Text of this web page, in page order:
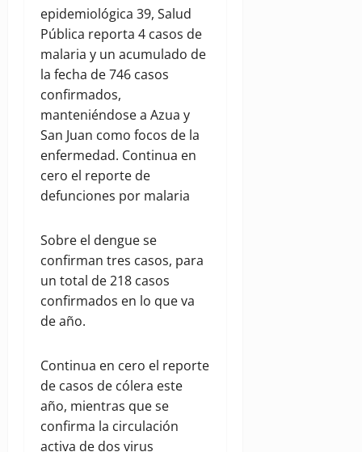
epidemiológica 39, Salud
Pública reporta 4 casos de
malaria y un acumulado de
la fecha de 746 casos
confirmados,
manteniéndose a Azua y
San Juan como focos de la
enfermedad. Continua en
cero el reporte de
defunciones por malaria
Sobre el dengue se
confirman tres casos, para
un total de 218 casos
confirmados en lo que va
de año.
Continua en cero el reporte
de casos de cólera este
año, mientras que se
confirma la circulación
activa de dos virus